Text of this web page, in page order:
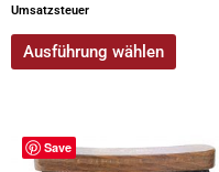
Umsatzsteuer
Ausführung wählen
Save
Dieses
Produkt